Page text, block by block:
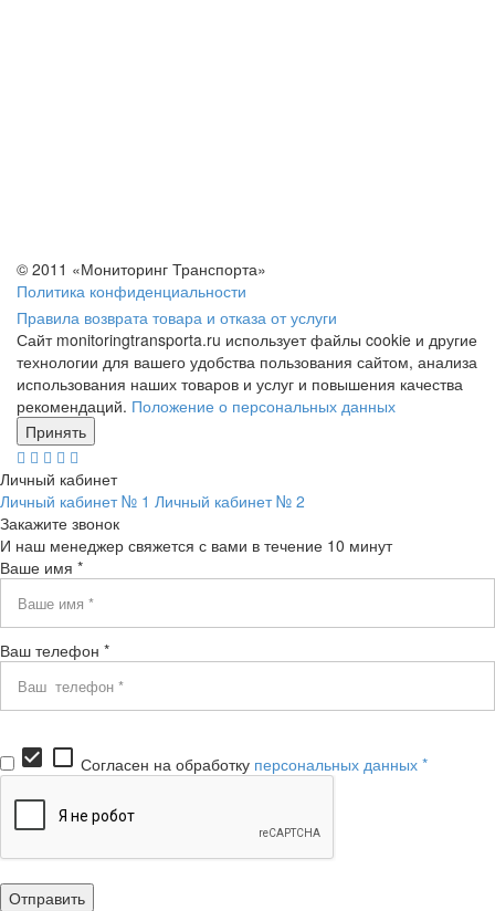
© 2011 «Мониторинг Транспорта»
Политика конфиденциальности
Правила возврата товара и отказа от услуги
Сайт monitoringtransporta.ru использует файлы cookie и другие
технологии для вашего удобства пользования сайтом, анализа
использования наших товаров и услуг и повышения качества
рекомендаций. Положение о персональных данных
Принять
Личный кабинет
Личный кабинет № 1 Личный кабинет № 2
Закажите звонок
И наш менеджер свяжется с вами в течение 10 минут
Ваше имя *
Ваш телефон *
check_box check_box_outline_blank Согласен на обработку персональных данных *